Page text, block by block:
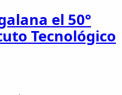
el 50°
Tecnológico